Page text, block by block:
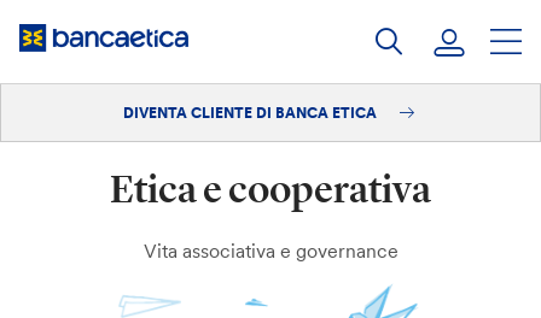
Diventa cliente
DIVENTA CLIENTE DI BANCA ETICA
Etica e cooperativa
Vita associativa e governance